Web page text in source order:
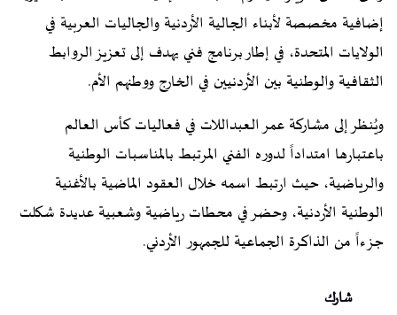
إضافية مخصصة لأبناء الجالية الأردنية والجاليات العربية في
الولايات المتحدة، في إطار برنامج فني يهدف إلى تعزيز الروابط
الثقافية والوطنية بين الأردنيين في الخارج ووطنهم الأم.
ويُنظر إلى مشاركة عمر العبداللات في فعاليات كأس العالم
باعتبارها امتداداً لدوره الفني المرتبط بالمناسبات الوطنية
والرياضية، حيث ارتبط اسمه خلال العقود الماضية بالأغنية
الوطنية الأردنية، وحضر في محطات رياضية وشعبية عديدة شكلت
جزءاً من الذاكرة الجماعية للجمهور الأردني.
شارك